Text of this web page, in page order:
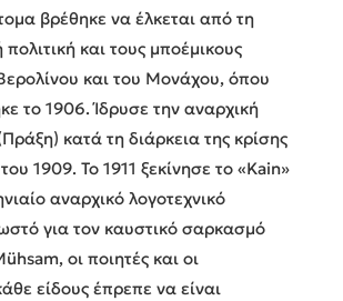
βρέθηκε να έλκεται από τη
πολιτική και τους μποέμικους
και του Μονάχου, όπου
το 1906. Ίδρυσε την αναρχική
κατά τη διάρκεια της κρίσης
1909. Το 1911 ξεκίνησε το «Kain»
αναρχικό λογοτεχνικό
για τον καυστικό σαρκασμό
οι ποιητές και οι
είδους έπρεπε να είναι